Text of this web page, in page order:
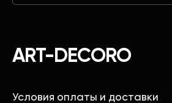
ART-DECORO
Условия оплаты и доставки